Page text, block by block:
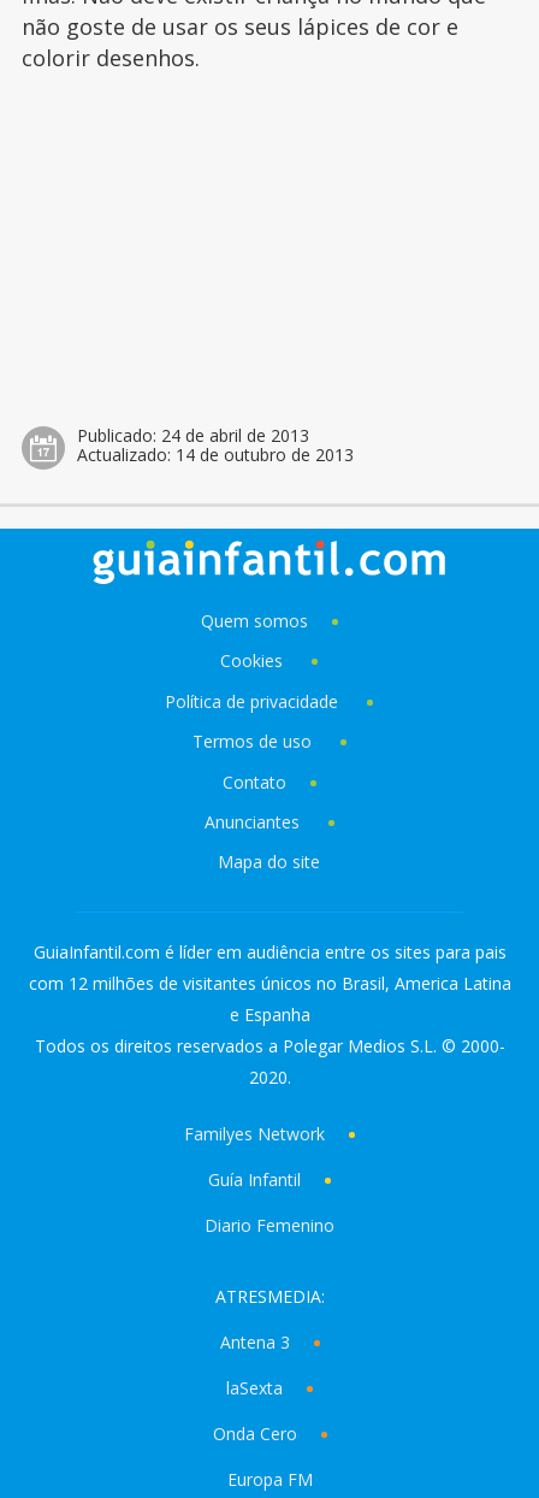
não goste de usar os seus lápices de cor e
colorir desenhos.
Publicado: 24 de abril de 2013
Actualizado: 14 de outubro de 2013
Quem somos
Cookies
Política de privacidade
Termos de uso
Contato
Anunciantes
Mapa do site
GuiaInfantil.com é líder em audiência entre os sites para pais
com 12 milhões de visitantes únicos no Brasil, America Latina
e Espanha
Todos os direitos reservados a Polegar Medios S.L. © 2000-
2020.
Familyes Network
Guía Infantil
Diario Femenino
ATRESMEDIA:
Antena 3
laSexta
Onda Cero
Europa FM